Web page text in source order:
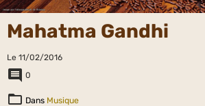
Mahatma Gandhi
Le 11/02/2016
0
Dans Musique